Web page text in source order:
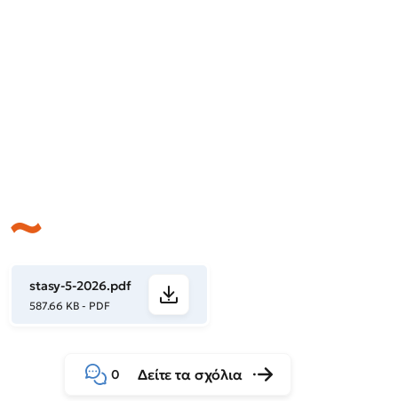
stasy-5-2026.pdf
587.66 KB - PDF
0 Δείτε τα σχόλια